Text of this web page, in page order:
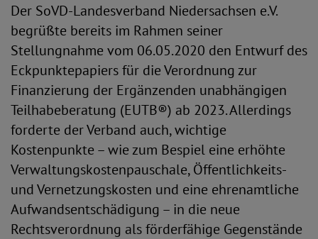
Der SoVD-Landesverband Niedersachsen e.V.
begrüßte bereits im Rahmen seiner
Stellungnahme vom 06.05.2020 den Entwurf des
Eckpunktepapiers für die Verordnung zur
Finanzierung der Ergänzenden unabhängigen
Teilhabeberatung (EUTB®) ab 2023. Allerdings
forderte der Verband auch, wichtige
Kostenpunkte – wie zum Bespiel eine erhöhte
Verwaltungskostenpauschale, Öffentlichkeits-
und Vernetzungskosten und eine ehrenamtliche
Aufwandsentschädigung – in die neue
Rechtsverordnung als förderfähige Gegenstände